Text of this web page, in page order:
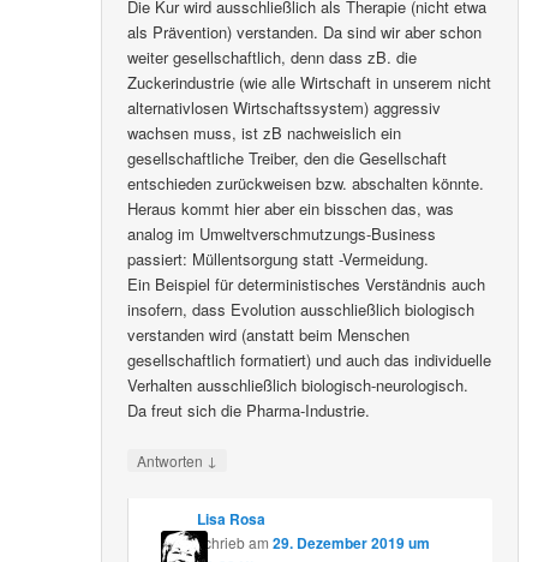
Die Kur wird ausschließlich als Therapie (nicht etwa
als Prävention) verstanden. Da sind wir aber schon
weiter gesellschaftlich, denn dass zB. die
Zuckerindustrie (wie alle Wirtschaft in unserem nicht
alternativlosen Wirtschaftssystem) aggressiv
wachsen muss, ist zB nachweislich ein
gesellschaftliche Treiber, den die Gesellschaft
entschieden zurückweisen bzw. abschalten könnte.
Heraus kommt hier aber ein bisschen das, was
analog im Umweltverschmutzungs-Business
passiert: Müllentsorgung statt -Vermeidung.
Ein Beispiel für deterministisches Verständnis auch
insofern, dass Evolution ausschließlich biologisch
verstanden wird (anstatt beim Menschen
gesellschaftlich formatiert) und auch das individuelle
Verhalten ausschließlich biologisch-neurologisch.
Da freut sich die Pharma-Industrie.
Antworten ↓
Lisa Rosa
schriebam 29. Dezember 2019 um